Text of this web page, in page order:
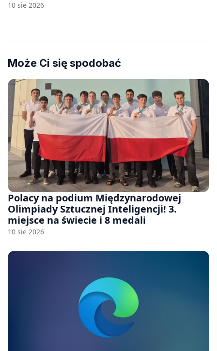
10 sie 2026
Może Ci się spodobać
Polacy na podium Międzynarodowej
Olimpiady Sztucznej Inteligencji! 3.
miejsce na świecie i 8 medali
10 sie 2026